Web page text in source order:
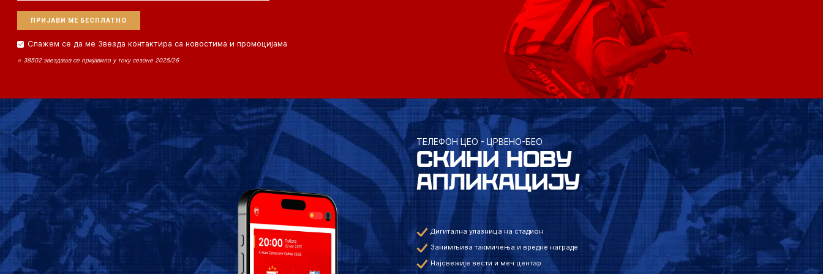
Слажем се да ме Звезда контактира са новостима и промоцијама
⭐ 38502 звездаша се пријавило у току сезоне 2025/26
ТЕЛЕФОН ЦЕО - ЦРВЕНО-БЕО
СКИНИ НОВУ
АПЛИКАЦИЈУ
Дигитална улазница на стадион
Занимљива такмичења и вредне награде
Најсвежије вести и меч центар